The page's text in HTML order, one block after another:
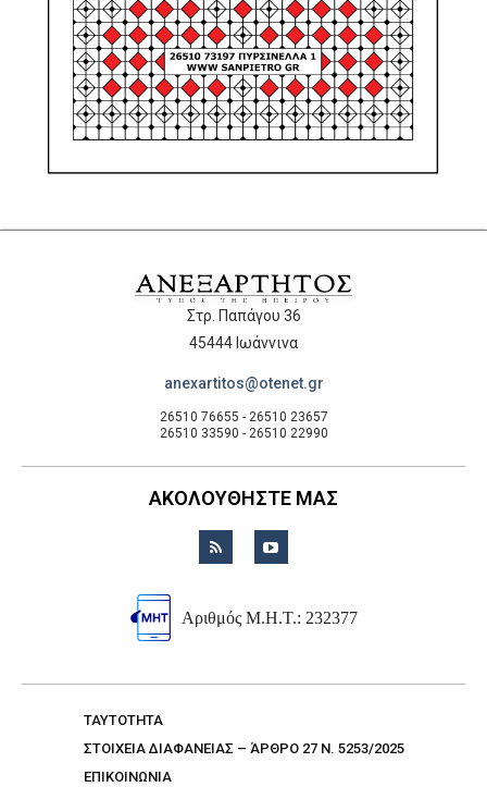
Στρ. Παπάγου 36
45444 Ιωάννινα
anexartitos@otenet.gr
26510 76655 - 26510 23657
26510 33590 - 26510 22990
ΑΚΟΛΟΥΘΗΣΤΕ ΜΑΣ
Αριθμός Μ.Η.Τ.: 232377
TAYTOTHTA
ΣΤΟΙΧΕΙΑ ΔΙΑΦΑΝΕΙΑΣ – ΆΡΘΡΟ 27 Ν. 5253/2025
ΕΠΙΚΟΙΝΩΝΙΑ